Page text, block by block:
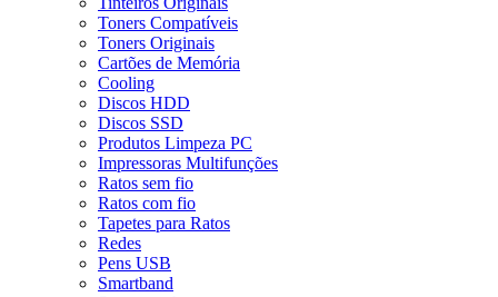
Toners Compatíveis
Toners Originais
Cartões de Memória
Cooling
Discos HDD
Discos SSD
Produtos Limpeza PC
Impressoras Multifunções
Ratos sem fio
Ratos com fio
Tapetes para Ratos
Redes
Pens USB
Smartband